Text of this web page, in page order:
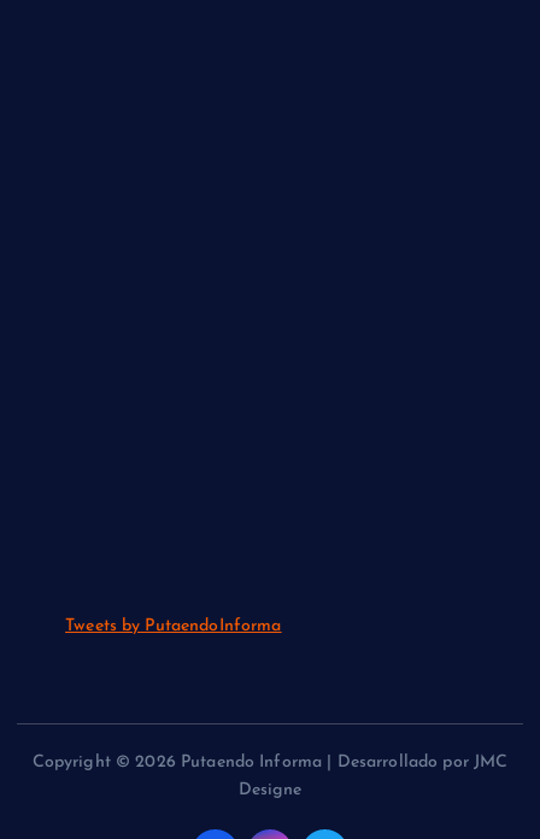
Tweets by PutaendoInforma
Copyright © 2026 Putaendo Informa | Desarrollado por JMC
Designe